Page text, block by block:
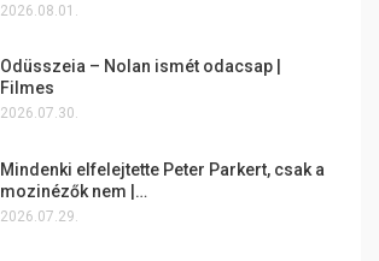
2026.08.01.
Odüsszeia – Nolan ismét odacsap |
Filmes
2026.07.30.
Mindenki elfelejtette Peter Parkert, csak a
mozinézők nem |…
2026.07.29.